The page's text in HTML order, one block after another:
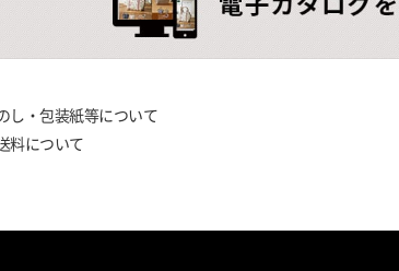
し・包装紙等について
料について